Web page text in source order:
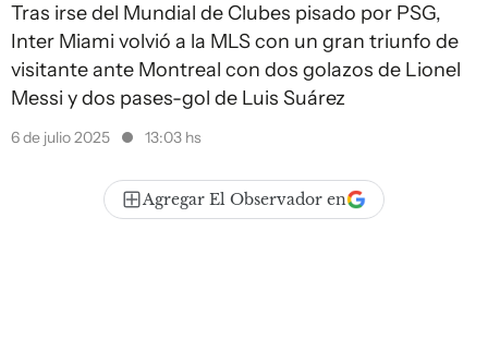
Tras irse del Mundial de Clubes pisado por PSG,
Inter Miami volvió a la MLS con un gran triunfo de
visitante ante Montreal con dos golazos de Lionel
Messi y dos pases-gol de Luis Suárez
6 de julio 2025 13:03 hs
Agregar El Observador en